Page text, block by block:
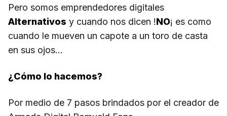
Pero somos emprendedores digitales
Alternativos y cuando nos dicen !NO¡ es como
cuando le mueven un capote a un toro de casta
en sus ojos…
¿Cómo lo hacemos?
Por medio de 7 pasos brindados por el creador de